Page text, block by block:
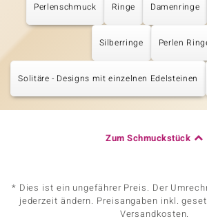
Perlenschmuck Ringe Damenringe
Silberringe Perlen
Solitäre - Designs mit einzelnen Edelsteinen
Zum Schmuckstück
* Dies ist ein ungefährer Preis. Der
jederzeit ändern. Preisangaben inkl.
Versandkosten.